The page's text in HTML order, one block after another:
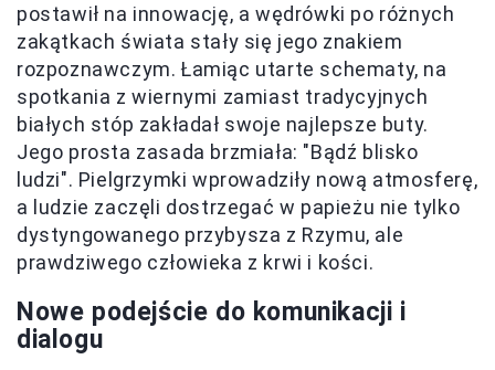
postawił na innowację, a wędrówki po różnych
zakątkach świata stały się jego znakiem
rozpoznawczym. Łamiąc utarte schematy, na
spotkania z wiernymi zamiast tradycyjnych
białych stóp zakładał swoje najlepsze buty.
Jego prosta zasada brzmiała: "Bądź blisko
ludzi". Pielgrzymki wprowadziły nową atmosferę,
a ludzie zaczęli dostrzegać w papieżu nie tylko
dystyngowanego przybysza z Rzymu, ale
prawdziwego człowieka z krwi i kości.
Nowe podejście do komunikacji i
dialogu